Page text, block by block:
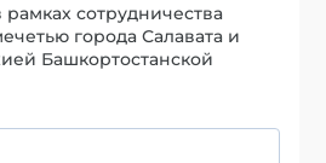
сотрудничества
города Салавата и
Башкортостанской